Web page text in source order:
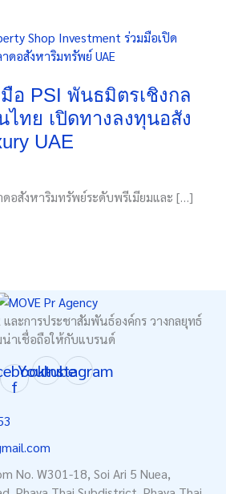
อ PSI พันธมิตรเชิงกล
ไทย เปิดทางลงทุนอสัง
UAE
อสังหาริมทรัพย์ระดับพรีเมียมและ […]
ละการประชาสัมพันธ์องค์กร วางกลยุทธ์
น่าเชื่อถือให้กับแบรนด์
f
Youtube
Instagram
No. W301-18, Soi Ari 5 Nuea,